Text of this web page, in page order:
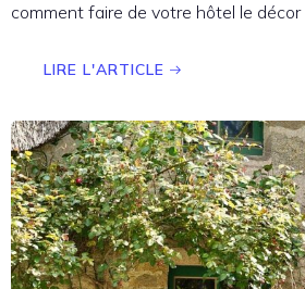
comment faire de votre hôtel le
LIRE L'ARTICLE